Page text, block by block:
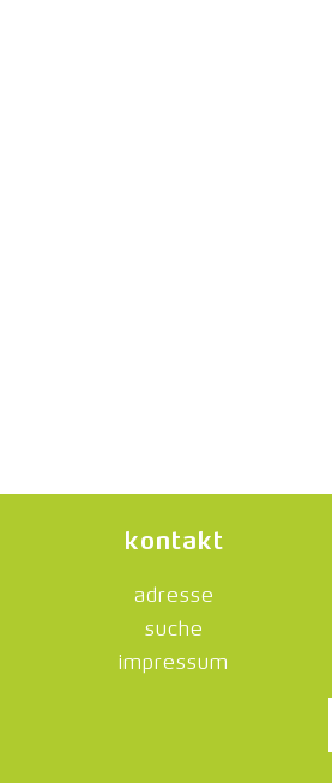
kontakt
adresse
suche
impressum